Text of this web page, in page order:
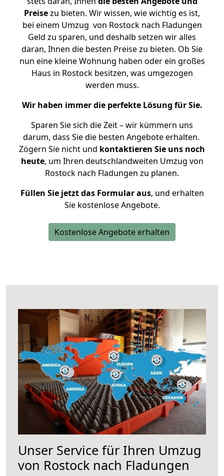
Preisezu bieten. Wir wissen, wie wichtig es ist,
bei einem Umzug von Rostock nach Fladungen
Geld zu sparen, und deshalb setzen wir alles
daran, Ihnen die besten Preise zu bieten. Ob Sie
nun eine kleine Wohnung haben oder ein großes
Haus in Rostock besitzen, was umgezogen
werden muss.
Wir haben immer die perfekte Lösung für Sie.
Sparen Sie sich die Zeit – wir kümmern uns
darum, dass Sie die besten Angebote erhalten.
Zögern Sie nicht und kontaktieren Sie uns noch
heute, um Ihren deutschlandweiten Umzug von
Rostock nach Fladungen zu planen.
Füllen Sie jetzt das Formular aus, und erhalten
Sie kostenlose Angebote.
Kostenlose Angebote erhalten
Unser Service für Ihren Umzug
von Rostock nach Fladungen